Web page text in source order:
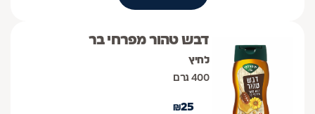
דבש טהור מפרחי בר
לחיץ
400 גרם
25
₪